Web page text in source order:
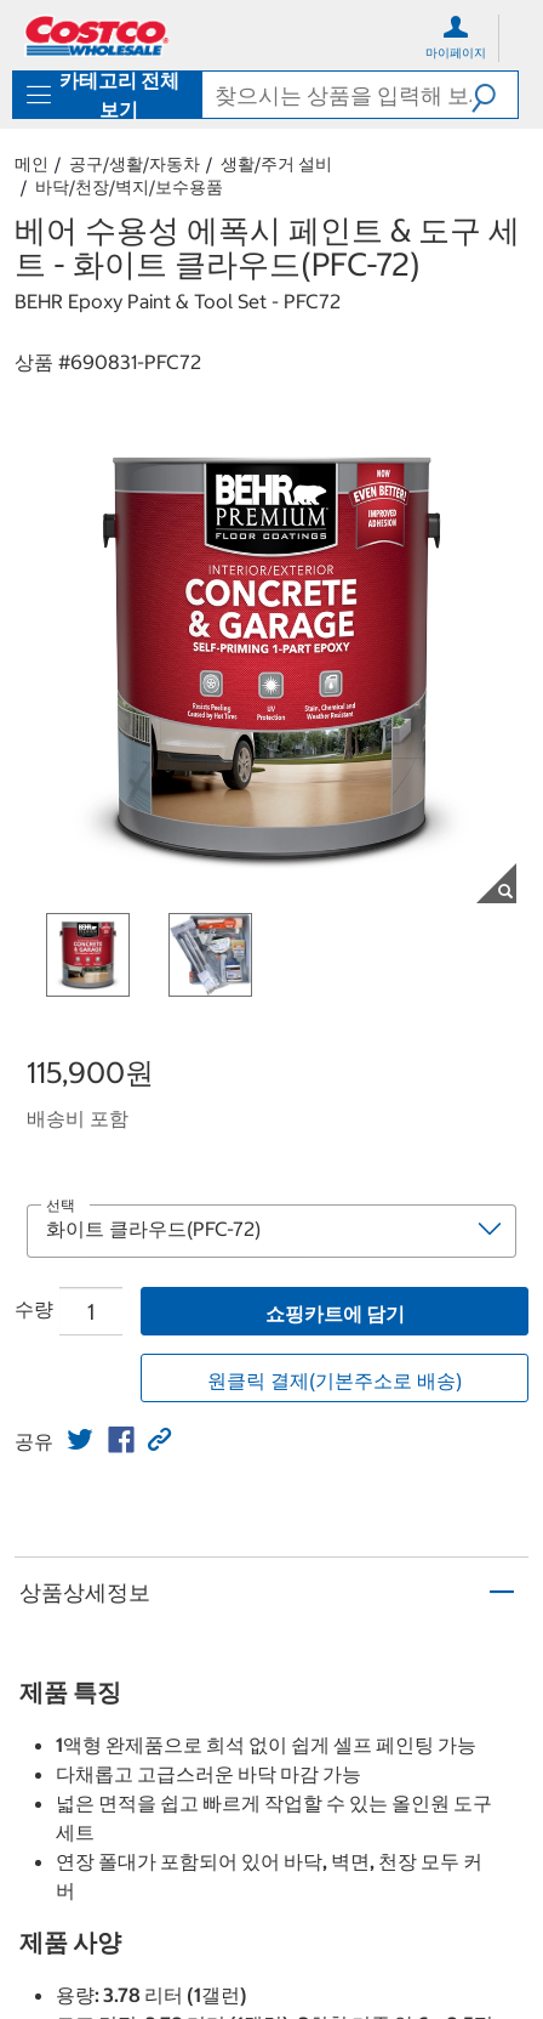
로
기
가
마이페이지
카테고리 전체
보기
메인 공구/생활/자동차
생활/주거 설비
바닥/천장/벽지/보수용품
베어 수용성 에폭시 페인트 & 도구 세
트 - 화이트 클라우드(PFC-72)
BEHR Epoxy Paint & Tool Set - PFC72
상품 #690831-PFC72
115,900원
배송비 포함
선택
수량 쇼핑카트에 담기
원클릭 결제(기본주소로 배송)
공유
상품상세정보
제품 특징
1액형 완제품으로 희석 없이 쉽게 셀프 페인팅 가능
다채롭고 고급스러운 바닥 마감 가능
넓은 면적을 쉽고 빠르게 작업할 수 있는 올인원 도구
세트
연장 폴대가 포함되어 있어 바닥, 벽면, 천장 모두 커
버
제품 사양
용량: 3.78 리터 (1갤런)